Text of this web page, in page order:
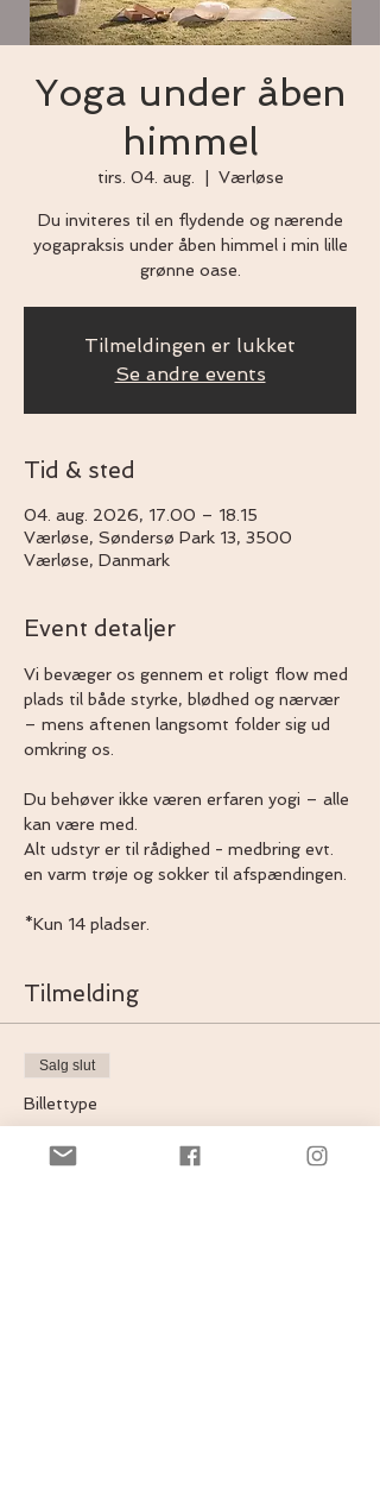
Yoga under åben
himmel
tirs. 04. aug. Værløse
Du inviteres til en flydende og nærende
yogapraksis under åben himmel i min lille
grønne oase.
Tilmeldingen er lukket
Se andre events
Tid & sted
04. aug. 2026, 17.00 – 18.15
Værløse, Søndersø Park 13, 3500
Værløse, Danmark
Event detaljer
Vi bevæger os gennem et roligt flow med
plads til både styrke, blødhed og nærvær
– mens aftenen langsomt folder sig ud
omkring os.
Du behøver ikke væren erfaren yogi – alle
kan være med.
Alt udstyr er til rådighed - medbring evt.
en varm trøje og sokker til afspændingen.
*Kun 14 pladser.
Tilmelding
Salg slut
Billettype